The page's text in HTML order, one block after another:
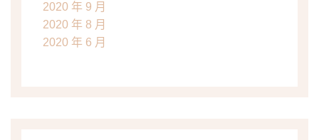
2020 年 9 月
2020 年 8 月
2020 年 6 月